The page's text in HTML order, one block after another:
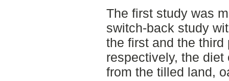
The first study was
switch-back study
the first and the
respectively, the
from the tilled land,